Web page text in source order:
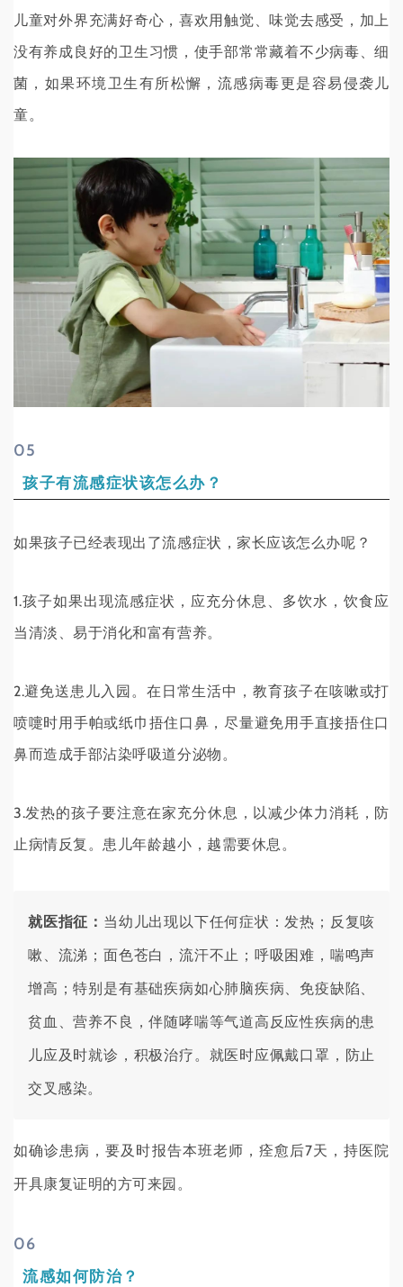
儿童对外界充满好奇心，喜欢用触觉、味觉去感受，加上
没有养成良好的卫生习惯，使手部常常藏着不少病毒、细
菌，如果环境卫生有所松懈，流感病毒更是容易侵袭儿
童。
05
孩子有流感症状该怎么办？
如果孩子已经表现出了流感症状，家长应该怎么办呢？
1.孩子如果出现流感症状，应充分休息、多饮水，饮食应
当清淡、易于消化和富有营养。
2.避免送患儿入园。在日常生活中，教育孩子在咳嗽或打
喷嚏时用手帕或纸巾捂住口鼻，尽量避免用手直接捂住口
鼻而造成手部沾染呼吸道分泌物。
3.发热的孩子要注意在家充分休息，以减少体力消耗，防
止病情反复。患儿年龄越小，越需要休息。
就医指征： 当幼儿出现以下任何症状：发热；反复咳
嗽、流涕；面色苍白，流汗不止；呼吸困难，喘鸣声
增高；特别是有基础疾病如心肺脑疾病、免疫缺陷、
贫血、营养不良，伴随哮喘等气道高反应性疾病的患
儿应及时就诊，积极治疗。就医时应佩戴口罩，防止
交叉感染。
如确诊患病，要及时报告本班老师，痊愈后7天，持医院
开具康复证明的方可来园。
06
流感如何防治？